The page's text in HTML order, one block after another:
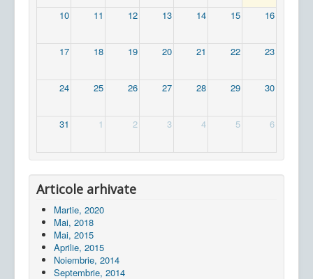
10 11 12 13 14 15 16
17 18 19 20 21 22 23
24 25 26 27 28 29 30
31 1 2 3 4 5 6
Articole arhivate
Martie, 2020
Mai, 2018
Mai, 2015
Aprilie, 2015
Noiembrie, 2014
Septembrie, 2014